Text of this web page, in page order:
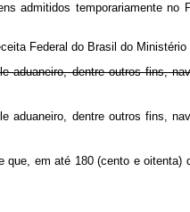
admitidos temporariamente no
Federal do Brasil do Ministério
aduaneiro, dentre outros fins,
aduaneiro, dentre outros fins,
em até 180 (cento e oitenta)